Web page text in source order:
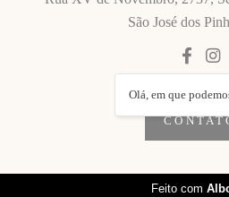
São José dos
Olá, em que
Feito com